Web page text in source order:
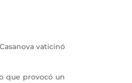
vaticinó
que provocó un